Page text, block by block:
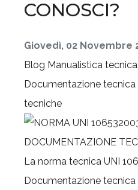
CONOSCI?
Giovedì, 02 Novembre
Blog Manualistica tecnica
Documentazione tecnica
tecniche
La norma tecnica UNI
Documentazione